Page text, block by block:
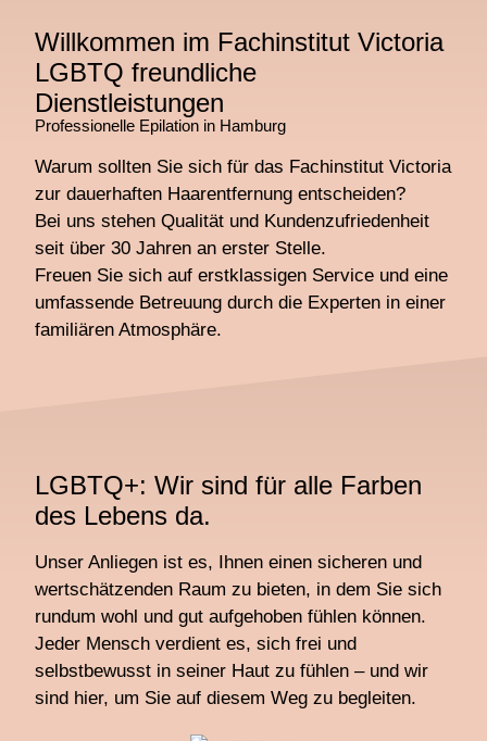
Willkommen im Fachinstitut Victoria
LGBTQ freundliche
Dienstleistungen
Professionelle Epilation in Hamburg
Warum sollten Sie sich für das Fachinstitut Victoria
zur dauerhaften Haarentfernung entscheiden?
Bei uns stehen Qualität und Kundenzufriedenheit
seit über 30 Jahren an erster Stelle.
Freuen Sie sich auf erstklassigen Service und eine
umfassende Betreuung durch die Experten in einer
familiären Atmosphäre.
LGBTQ+: Wir sind für alle Farben
des Lebens da.
Unser Anliegen ist es, Ihnen einen sicheren und
wertschätzenden Raum zu bieten, in dem Sie sich
rundum wohl und gut aufgehoben fühlen können.
Jeder Mensch verdient es, sich frei und
selbstbewusst in seiner Haut zu fühlen – und wir
sind hier, um Sie auf diesem Weg zu begleiten.